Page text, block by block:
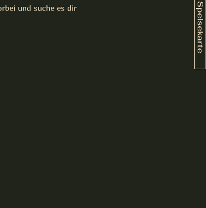
Speisekarte
und suche es dir